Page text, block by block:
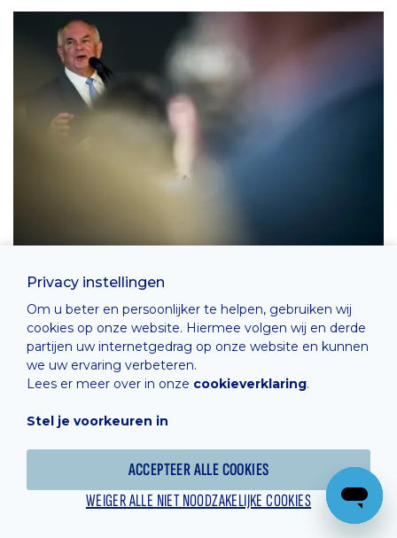
Privacy instellingen
Om u beter en persoonlijker te helpen, gebruiken wij
cookies op onze website. Hiermee volgen wij en derde
partijen uw internetgedrag op onze website en kunnen
we uw ervaring verbeteren.
Lees er meer over in onze cookieverklaring.
Stel je voorkeuren in
ACCEPTEER ALLE COOKIES
WEIGER ALLE NIET NOODZAKELIJKE COOKIES